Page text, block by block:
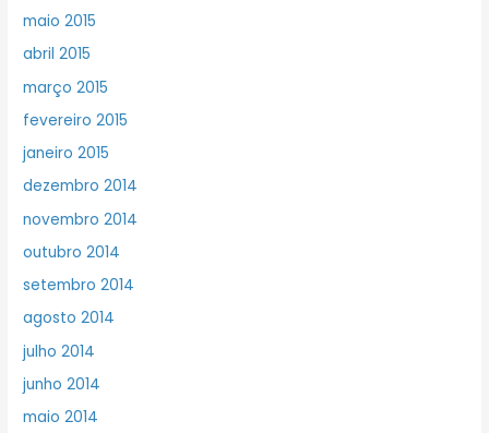
maio 2015
abril 2015
março 2015
fevereiro 2015
janeiro 2015
dezembro 2014
novembro 2014
outubro 2014
setembro 2014
agosto 2014
julho 2014
junho 2014
maio 2014